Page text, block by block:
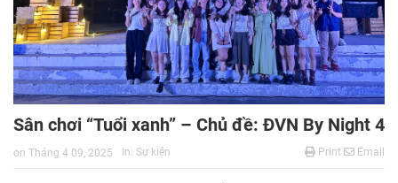
Sân chơi “Tuổi xanh” – Chủ đề: ĐVN By Night 4
on Tháng 4 09, 2025 In: Sự kiện Print Email